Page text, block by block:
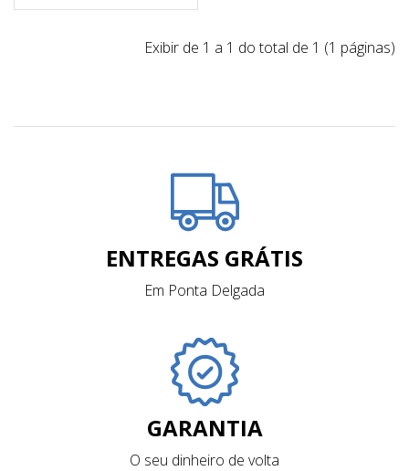
Exibir de 1 a 1 do total de 1 (1 páginas)
ENTREGAS GRÁTIS
Em Ponta Delgada
GARANTIA
O seu dinheiro de volta